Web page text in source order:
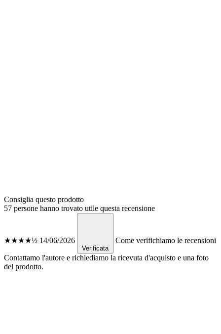
Consiglia questo prodotto
57 persone hanno trovato utile questa recensione
★★★★½ 14/06/2026
Verificata
Come verifichiamo le recensioni
Contattamo l'autore e richiediamo la ricevuta d'acquisto e una foto
del prodotto.